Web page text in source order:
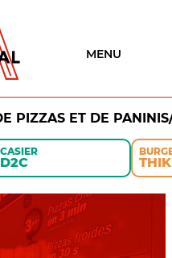
MENU
PIZZAS ET DE
CASIER
D2C THIK